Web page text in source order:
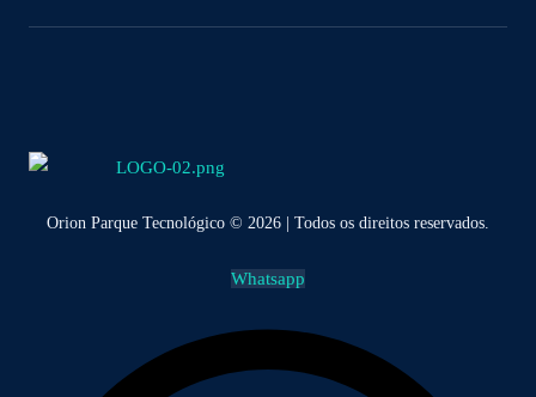
Orion Parque Tecnológico © 2026 | Todos os direitos reservados.
Whatsapp